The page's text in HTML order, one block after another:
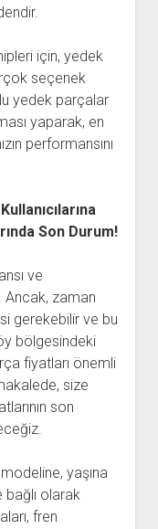
için, yedek
seçenek
yedek parçalar
yaparak, en
performansını
Son Durum!
ve
Ancak, zaman
gerekebilir ve bu
bölgesindeki
fiyatları önemli
size
son
yaşına
bağlı olarak
fren